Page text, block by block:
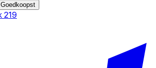
Goedkoopst